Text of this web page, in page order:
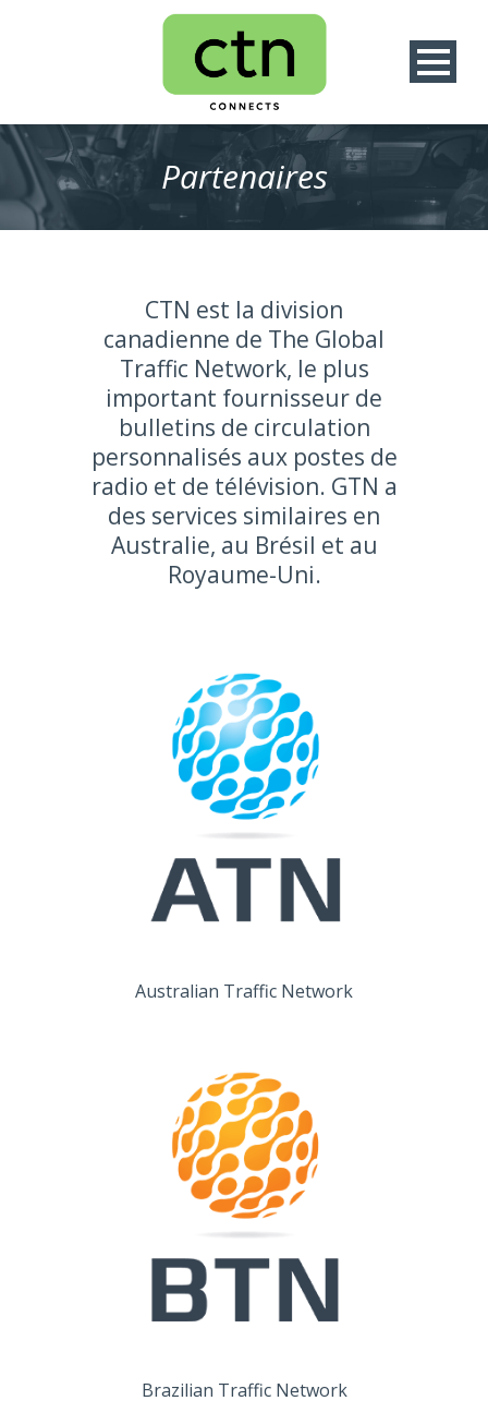
Partenaires
CTN est la division
canadienne de The Global
Traffic Network, le plus
important fournisseur de
bulletins de circulation
personnalisés aux postes de
radio et de télévision. GTN a
des services similaires en
Australie, au Brésil et au
Royaume-Uni.
Australian Traffic Network
Brazilian Traffic Network